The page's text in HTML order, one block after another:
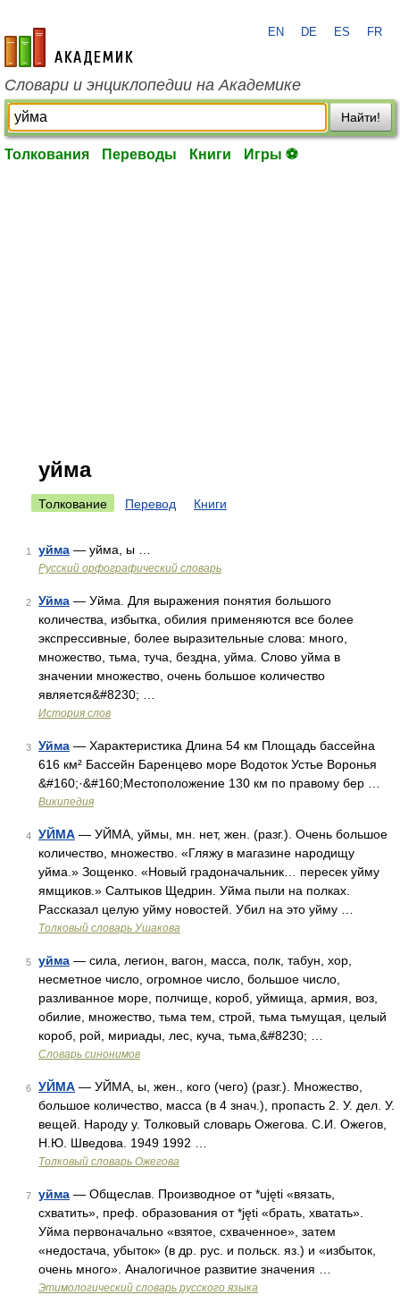
academic.ru
EN DE ES FR
Словари и энциклопедии на Академике
Найти!
Толкования Переводы Книги Игры ⚽
уйма
Толкование Перевод Книги
1 уйма — уйма, ы …
Русский орфографический словарь
2 Уйма — Уйма. Для выражения понятия большого
количества, избытка, обилия применяются все более
экспрессивные, более выразительные слова: много,
множество, тьма, туча, бездна, уйма. Слово уйма в
значении множество, очень большое количество
является&#8230; …
История слов
3 Уйма — Характеристика Длина 54 км Площадь бассейна
616 км² Бассейн Баренцево море Водоток Устье Воронья
&#160;·&#160;Местоположение 130 км по правому бер …
Википедия
4 УЙМА — УЙМА, уймы, мн. нет, жен. (разг.). Очень большое
количество, множество. «Гляжу в магазине народищу
уйма.» Зощенко. «Новый градоначальник… пересек уйму
ямщиков.» Салтыков Щедрин. Уйма пыли на полках.
Рассказал целую уйму новостей. Убил на это уйму …
Толковый словарь Ушакова
5 уйма — сила, легион, вагон, масса, полк, табун, хор,
несметное число, огромное число, большое число,
разливанное море, полчище, короб, уймища, армия, воз,
обилие, множество, тьма тем, строй, тьма тьмущая, целый
короб, рой, мириады, лес, куча, тьма,&#8230; …
Словарь синонимов
6 УЙМА — УЙМА, ы, жен., кого (чего) (разг.). Множество,
большое количество, масса (в 4 знач.), пропасть 2. У. дел. У.
вещей. Народу у. Толковый словарь Ожегова. С.И. Ожегов,
Н.Ю. Шведова. 1949 1992 …
Толковый словарь Ожегова
7 уйма — Общеслав. Производное от *ujęti «вязать,
схватить», преф. образования от *jęti «брать, хватать».
Уйма первоначально «взятое, схваченное», затем
«недостача, убыток» (в др. рус. и польск. яз.) и «избыток,
очень много». Аналогичное развитие значения …
Этимологический словарь русского языка